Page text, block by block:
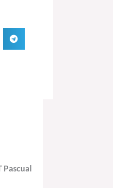
Pascual